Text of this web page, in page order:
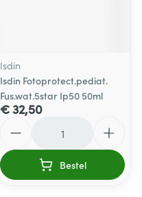
Isdin
Isdin Fotoprotect.pediat.
Fus.wat.5star Ip50 50ml
€ 32,50
Bestel